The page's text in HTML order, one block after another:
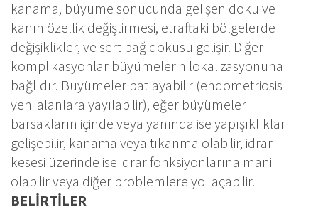
kanama, büyüme sonucunda gelişen doku ve
kanın özellik değiştirmesi, etraftaki bölgelerde
değişiklikler, ve sert bağ dokusu gelişir. Diğer
komplikasyonlar büyümelerin lokalizasyonuna
bağlıdır. Büyümeler patlayabilir (endometriosis
yeni alanlara yayılabilir), eğer büyümeler
barsakların içinde veya yanında ise yapışıklıklar
gelişebilir, kanama veya tıkanma olabilir, idrar
kesesi üzerinde ise idrar fonksiyonlarına mani
olabilir veya diğer problemlere yol açabilir.
BELİRTİLER